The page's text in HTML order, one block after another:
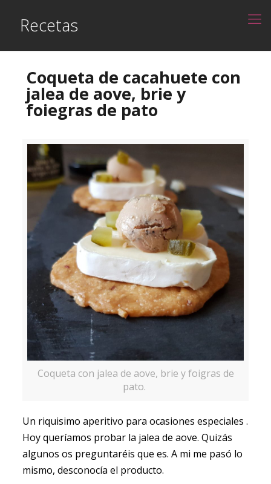
Recetas
Coqueta de cacahuete con
jalea de aove, brie y
foiegras de pato
Coqueta con jalea de aove, brie y foigras de
pato.
Un riquisimo aperitivo para ocasiones especiales .
Hoy queríamos probar la jalea de aove. Quizás
algunos os preguntaréis que es. A mi me pasó lo
mismo, desconocía el producto.